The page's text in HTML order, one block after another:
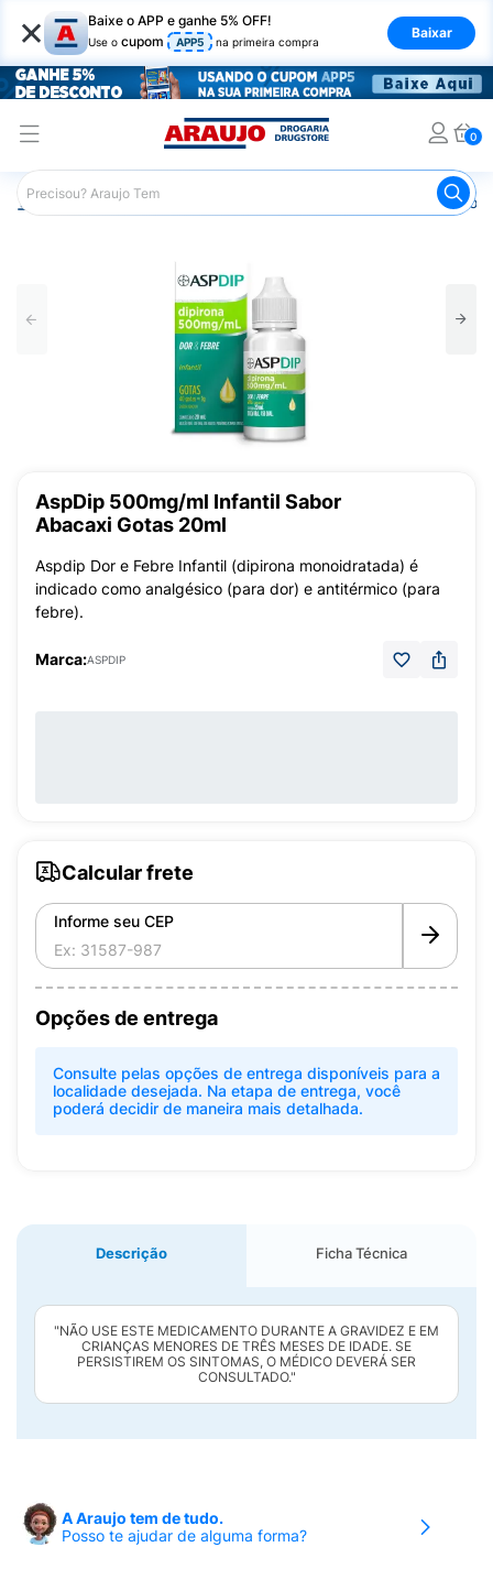
× Baixe o APP e ganhe 5% OFF!
Use o cupom APP5 na primeira compra
Baixar
0
Araujo Medicamentos Remédio
AspDip 500mg/ml Infantil Sabor
Abacaxi Gotas 20ml
Aspdip Dor e Febre Infantil (dipirona monoidratada) é
indicado como analgésico (para dor) e antitérmico (para
febre).
Marca:ASPDIP
Calcular frete
Informe seu CEP
Opções de entrega
Consulte pelas opções de entrega disponíveis para a
localidade desejada. Na etapa de entrega, você
poderá decidir de maneira mais detalhada.
Descrição Ficha Técnica
"NÃO USE ESTE MEDICAMENTO DURANTE A GRAVIDEZ E EM
CRIANÇAS MENORES DE TRÊS MESES DE IDADE. SE
PERSISTIREM OS SINTOMAS, O MÉDICO DEVERÁ SER
CONSULTADO."
A Araujo tem de tudo.
Posso te ajudar de alguma forma?